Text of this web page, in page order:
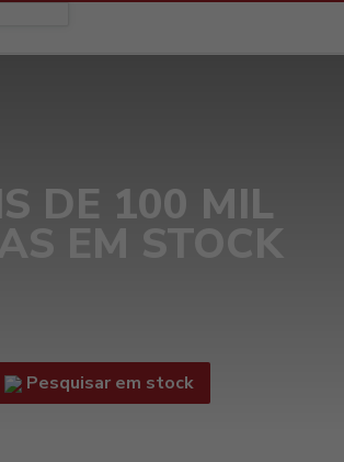
DE 100 MIL
EM STOCK
Pesquisar em stock